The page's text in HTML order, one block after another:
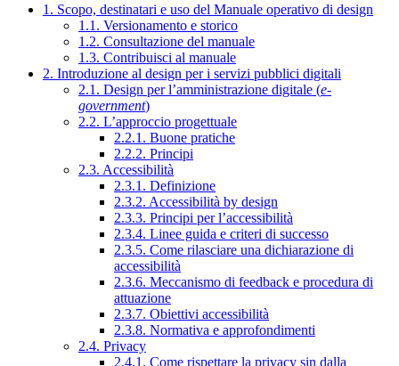
1. Scopo, destinatari e uso del Manuale operativo di design
1.1. Versionamento e storico
1.2. Consultazione del manuale
1.3. Contribuisci al manuale
2. Introduzione al design per i servizi pubblici digitali
2.1. Design per l’amministrazione digitale (e-
government)
2.2. L’approccio progettuale
2.2.1. Buone pratiche
2.2.2. Principi
2.3. Accessibilità
2.3.1. Definizione
2.3.2. Accessibilità by design
2.3.3. Principi per l’accessibilità
2.3.4. Linee guida e criteri di successo
2.3.5. Come rilasciare una dichiarazione di
accessibilità
2.3.6. Meccanismo di feedback e procedura di
attuazione
2.3.7. Obiettivi accessibilità
2.3.8. Normativa e approfondimenti
2.4. Privacy
2.4.1. Come rispettare la privacy sin dalla